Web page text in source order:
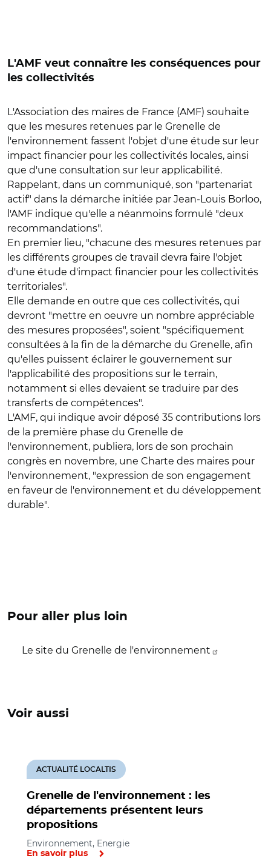
L'AMF veut connaître les conséquences pour
les collectivités
L'Association des maires de France (AMF) souhaite
que les mesures retenues par le Grenelle de
l'environnement fassent l'objet d'une étude sur leur
impact financier pour les collectivités locales, ainsi
que d'une consultation sur leur applicabilité.
Rappelant, dans un communiqué, son "partenariat
actif" dans la démarche initiée par Jean-Louis Borloo,
l'AMF indique qu'elle a néanmoins formulé "deux
recommandations".
En premier lieu, "chacune des mesures retenues par
les différents groupes de travail devra faire l'objet
d'une étude d'impact financier pour les collectivités
territoriales".
Elle demande en outre que ces collectivités, qui
devront "mettre en oeuvre un nombre appréciable
des mesures proposées", soient "spécifiquement
consultées à la fin de la démarche du Grenelle, afin
qu'elles puissent éclairer le gouvernement sur
l'applicabilité des propositions sur le terrain,
notamment si elles devaient se traduire par des
transferts de compétences".
L'AMF, qui indique avoir déposé 35 contributions lors
de la première phase du Grenelle de
l'environnement, publiera, lors de son prochain
congrès en novembre, une Charte des maires pour
l'environnement, "expression de son engagement
en faveur de l'environnement et du développement
durable".
Pour aller plus loin
Le site du Grenelle de l'environnement
Voir aussi
Grenelle de l'environnement : les
départements présentent leurs
propositions
ACTUALITÉ LOCALTIS
Environnement, Energie
En savoir plus